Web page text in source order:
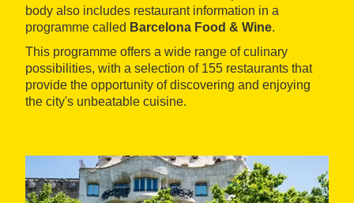
body also includes restaurant information in a
programme called Barcelona Food & Wine.
This programme offers a wide range of culinary
possibilities, with a selection of 155 restaurants that
provide the opportunity of discovering and enjoying
the city's unbeatable cuisine.